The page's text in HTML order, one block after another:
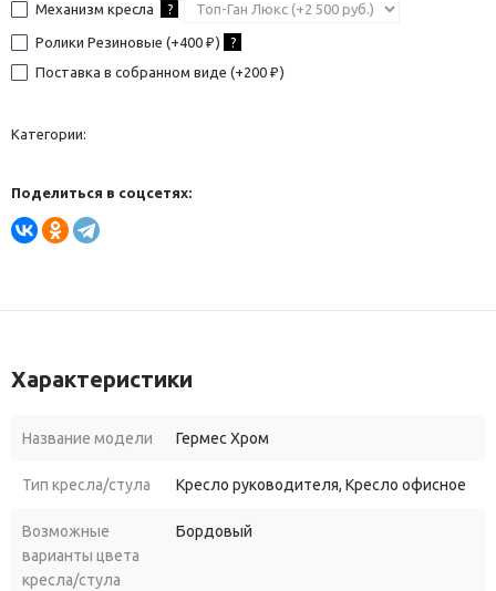
Механизм кресла ?
Ролики Резиновые (+400 ₽ ) ?
Поставка в собранном виде (+200 ₽ )
Категории:
Поделиться в соцсетях:
Характеристики
Название модели Гермес Хром
Тип кресла/стула Кресло руководителя, Кресло офисное
Возможные
варианты цвета
кресла/стула
Бордовый